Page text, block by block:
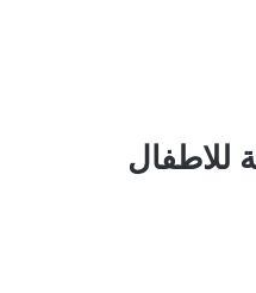
للاطفال